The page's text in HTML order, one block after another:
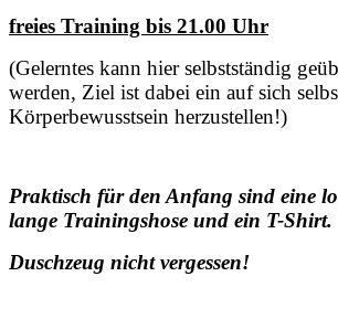
freies Training bis 21.00 Uhr
(Gelerntes kann hier selbstständig
werden, Ziel ist dabei ein auf sich
Körperbewusstsein herzustellen!)
Praktisch für den Anfang sind eine
lange Trainingshose und ein T-Shirt.
Duschzeug nicht vergessen!